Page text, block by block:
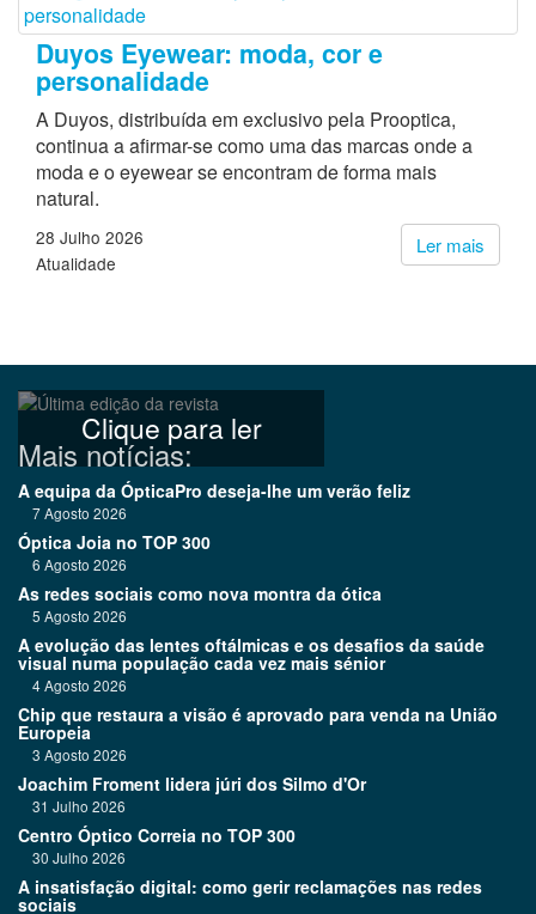
Duyos Eyewear: moda, cor e
personalidade
A Duyos, distribuída em exclusivo pela Prooptica,
continua a afirmar-se como uma das marcas onde a
moda e o eyewear se encontram de forma mais
natural.
Ler mais
28 Julho 2026
Atualidade
Clique para ler
Mais notícias:
A equipa da ÓpticaPro deseja-lhe um verão feliz
7 Agosto 2026
Óptica Joia no TOP 300
6 Agosto 2026
As redes sociais como nova montra da ótica
5 Agosto 2026
A evolução das lentes oftálmicas e os desafios da saúde
visual numa população cada vez mais sénior
4 Agosto 2026
Chip que restaura a visão é aprovado para venda na União
Europeia
3 Agosto 2026
Joachim Froment lidera júri dos Silmo d'Or
31 Julho 2026
Centro Óptico Correia no TOP 300
30 Julho 2026
A insatisfação digital: como gerir reclamações nas redes
sociais